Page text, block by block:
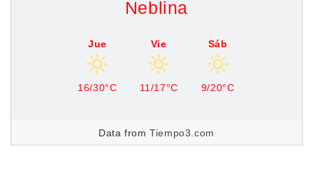
Neblina
Jue
16/30°C
Vie
11/17°C
Sáb
9/20°C
Data fromTiempo3.com